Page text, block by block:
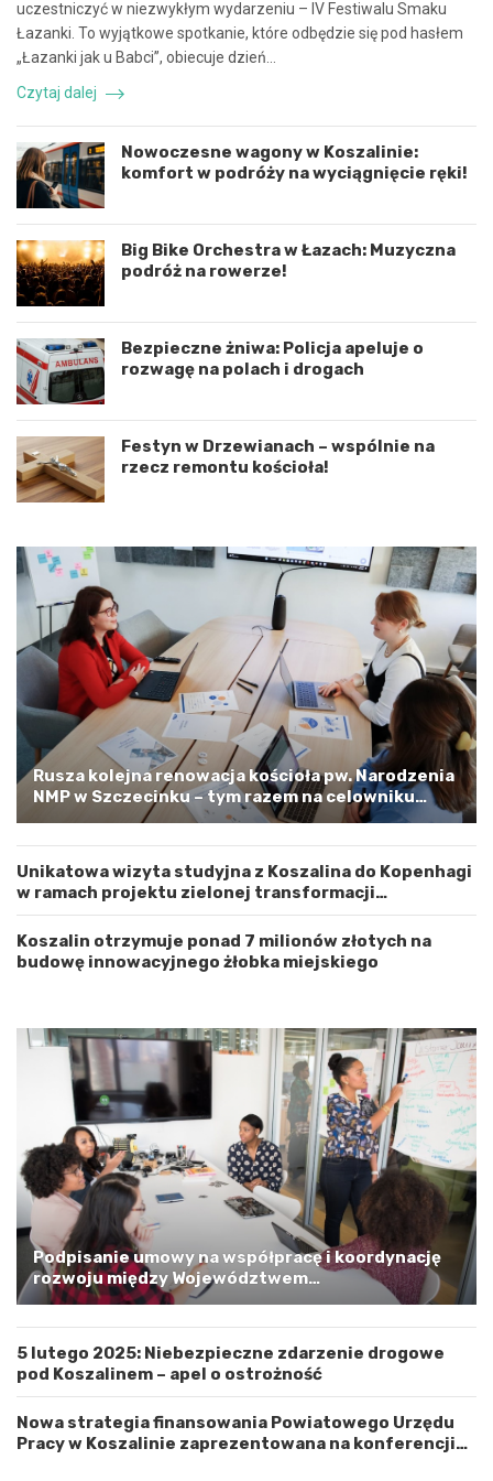
a
c
ę
i
k
o
o
r
d
y
n
a
c
j
ę
o
w
o
j
u
m
i
d
z
y
W
j
ó
d
t
a
c
h
o
d
o
s
k
a
m
i
M
i
a
s
t
e
z
d
a
r
z
e
n
i
e
d
r
o
g
o
e
p
o
d
K
o
s
z
l
i
n
e
–
e
l
o
ż
n
o
ś
ć
uczestniczyć w niezwykłym wydarzeniu – IV Festiwalu Smaku
Łazanki. To wyjątkowe spotkanie, które odbędzie się pod hasłem
„Łazanki jak u Babci”, obiecuje dzień…
Czytaj dalej
Nowoczesne wagony w Koszalinie:
komfort w podróży na wyciągnięcie ręki!
Big Bike Orchestra w Łazach: Muzyczna
podróż na rowerze!
Bezpieczne żniwa: Policja apeluje o
rozwagę na polach i drogach
Festyn w Drzewianach – wspólnie na
rzecz remontu kościoła!
Rusza kolejna renowacja kościoła pw. Narodzenia
NMP w Szczecinku – tym razem na celowniku
zachodnia elewacja i główne wejście
Unikatowa wizyta studyjna z Koszalina do Kopenhagi
w ramach projektu zielonej transformacji
energetycznej
Koszalin otrzymuje ponad 7 milionów złotych na
budowę innowacyjnego żłobka miejskiego
Podpisanie umowy na współpracę i koordynację
rozwoju między Województwem
Zachodniopomorskim a Gminą Miastem Koszalin
5 lutego 2025: Niebezpieczne zdarzenie drogowe
pod Koszalinem – apel o ostrożność
Nowa strategia finansowania Powiatowego Urzędu
Pracy w Koszalinie zaprezentowana na konferencji